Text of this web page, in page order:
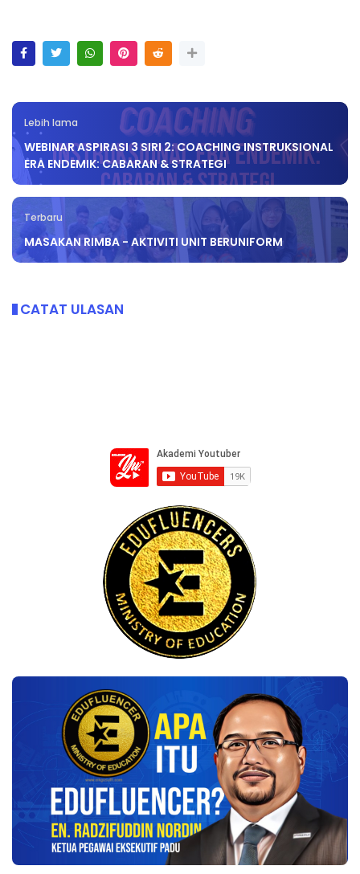
Lebih lama
WEBINAR ASPIRASI 3 SIRI 2: COACHING INSTRUKSIONAL
ERA ENDEMIK: CABARAN & STRATEGI
Terbaru
MASAKAN RIMBA - AKTIVITI UNIT BERUNIFORM
CATAT ULASAN